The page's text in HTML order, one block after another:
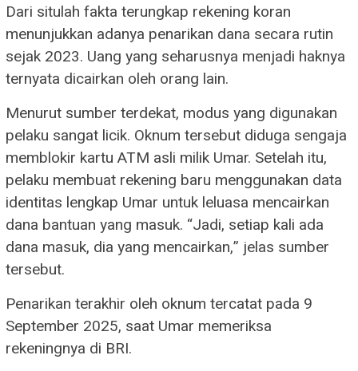
Dari situlah fakta terungkap rekening koran
menunjukkan adanya penarikan dana secara rutin
sejak 2023. Uang yang seharusnya menjadi haknya
ternyata dicairkan oleh orang lain.
​Menurut sumber terdekat, modus yang digunakan
pelaku sangat licik. Oknum tersebut diduga sengaja
memblokir kartu ATM asli milik Umar. Setelah itu,
pelaku membuat rekening baru menggunakan data
identitas lengkap Umar untuk leluasa mencairkan
dana bantuan yang masuk. “Jadi, setiap kali ada
dana masuk, dia yang mencairkan,” jelas sumber
tersebut.
Penarikan terakhir oleh oknum tercatat pada 9
September 2025, saat Umar memeriksa
rekeningnya di BRI.